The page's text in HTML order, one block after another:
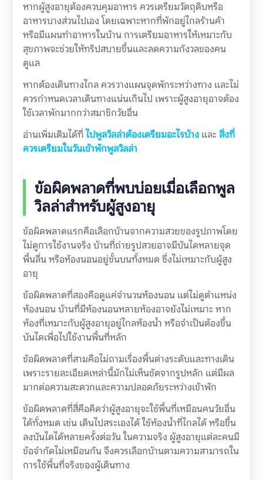
หากผู้สูงอายุต้องควบคุมอาหาร ควรเตรียมวัตถุดิบหรือ
อาหารบางส่วนไปเอง โดยเฉพาะหากที่พักอยู่ไกลร้านค้า
หรือมีแผนทำอาหารในบ้าน การเตรียมอาหารให้เหมาะกับ
สุขภาพจะช่วยให้ทริปสบายขึ้นและลดความกังวลของคน
ดูแล
หากต้องเดินทางไกล ควรวางแผนจุดพักระหว่างทาง และไม่
ควรกำหนดเวลาเดินทางแน่นเกินไป เพราะผู้สูงอายุอาจต้อง
ใช้เวลาพักมากกว่าสมาชิกวัยอื่น
อ่านเพิ่มเติมได้ที่ ไปพูลวิลล่าต้องเตรียมอะไรบ้างและสิ่งที่
ควรเตรียมในวันเข้าพักพูลวิลล่า
ข้อผิดพลาดที่พบบ่อยเมื่อเลือกพูล
วิลล่าสำหรับผู้สูงอายุ
ข้อผิดพลาดแรกคือเลือกบ้านจากความสวยของรูปภาพโดย
ไม่ดูการใช้งานจริง บ้านที่ถ่ายรูปสวยอาจมีบันไดหลายจุด
พื้นลื่น หรือห้องนอนอยู่ชั้นบนทั้งหมด ซึ่งไม่เหมาะกับผู้สูง
อายุ
ข้อผิดพลาดที่สองคือดูแค่จำนวนห้องนอน แต่ไม่ดูตำแหน่ง
ห้องนอน บ้านที่มีห้องนอนหลายห้องอาจยังไม่เหมาะ หาก
ห้องที่เหมาะกับผู้สูงอายุอยู่ไกลห้องน้ำ หรือจำเป็นต้องขึ้น
บันไดเพื่อไปใช้งานพื้นที่หลัก
ข้อผิดพลาดที่สามคือไม่ถามเรื่องพื้นต่างระดับและทางเดิน
เพราะรายละเอียดเหล่านี้มักไม่เห็นชัดจากรูปหลัก แต่มีผล
มากต่อความสะดวกและความปลอดภัยระหว่างเข้าพัก
ข้อผิดพลาดที่สี่คือคิดว่าผู้สูงอายุจะใช้พื้นที่เหมือนคนวัยอื่น
ได้ทั้งหมด เช่น เดินไปสระเองได้ ใช้ห้องน้ำที่ไกลได้ หรือขึ้น
ลงบันไดได้หลายครั้งต่อวัน ในความจริง ผู้สูงอายุแต่ละคนมี
ข้อจำกัดไม่เหมือนกัน จึงควรเลือกบ้านตามความสามารถใน
การใช้พื้นที่จริงของผู้เดินทาง